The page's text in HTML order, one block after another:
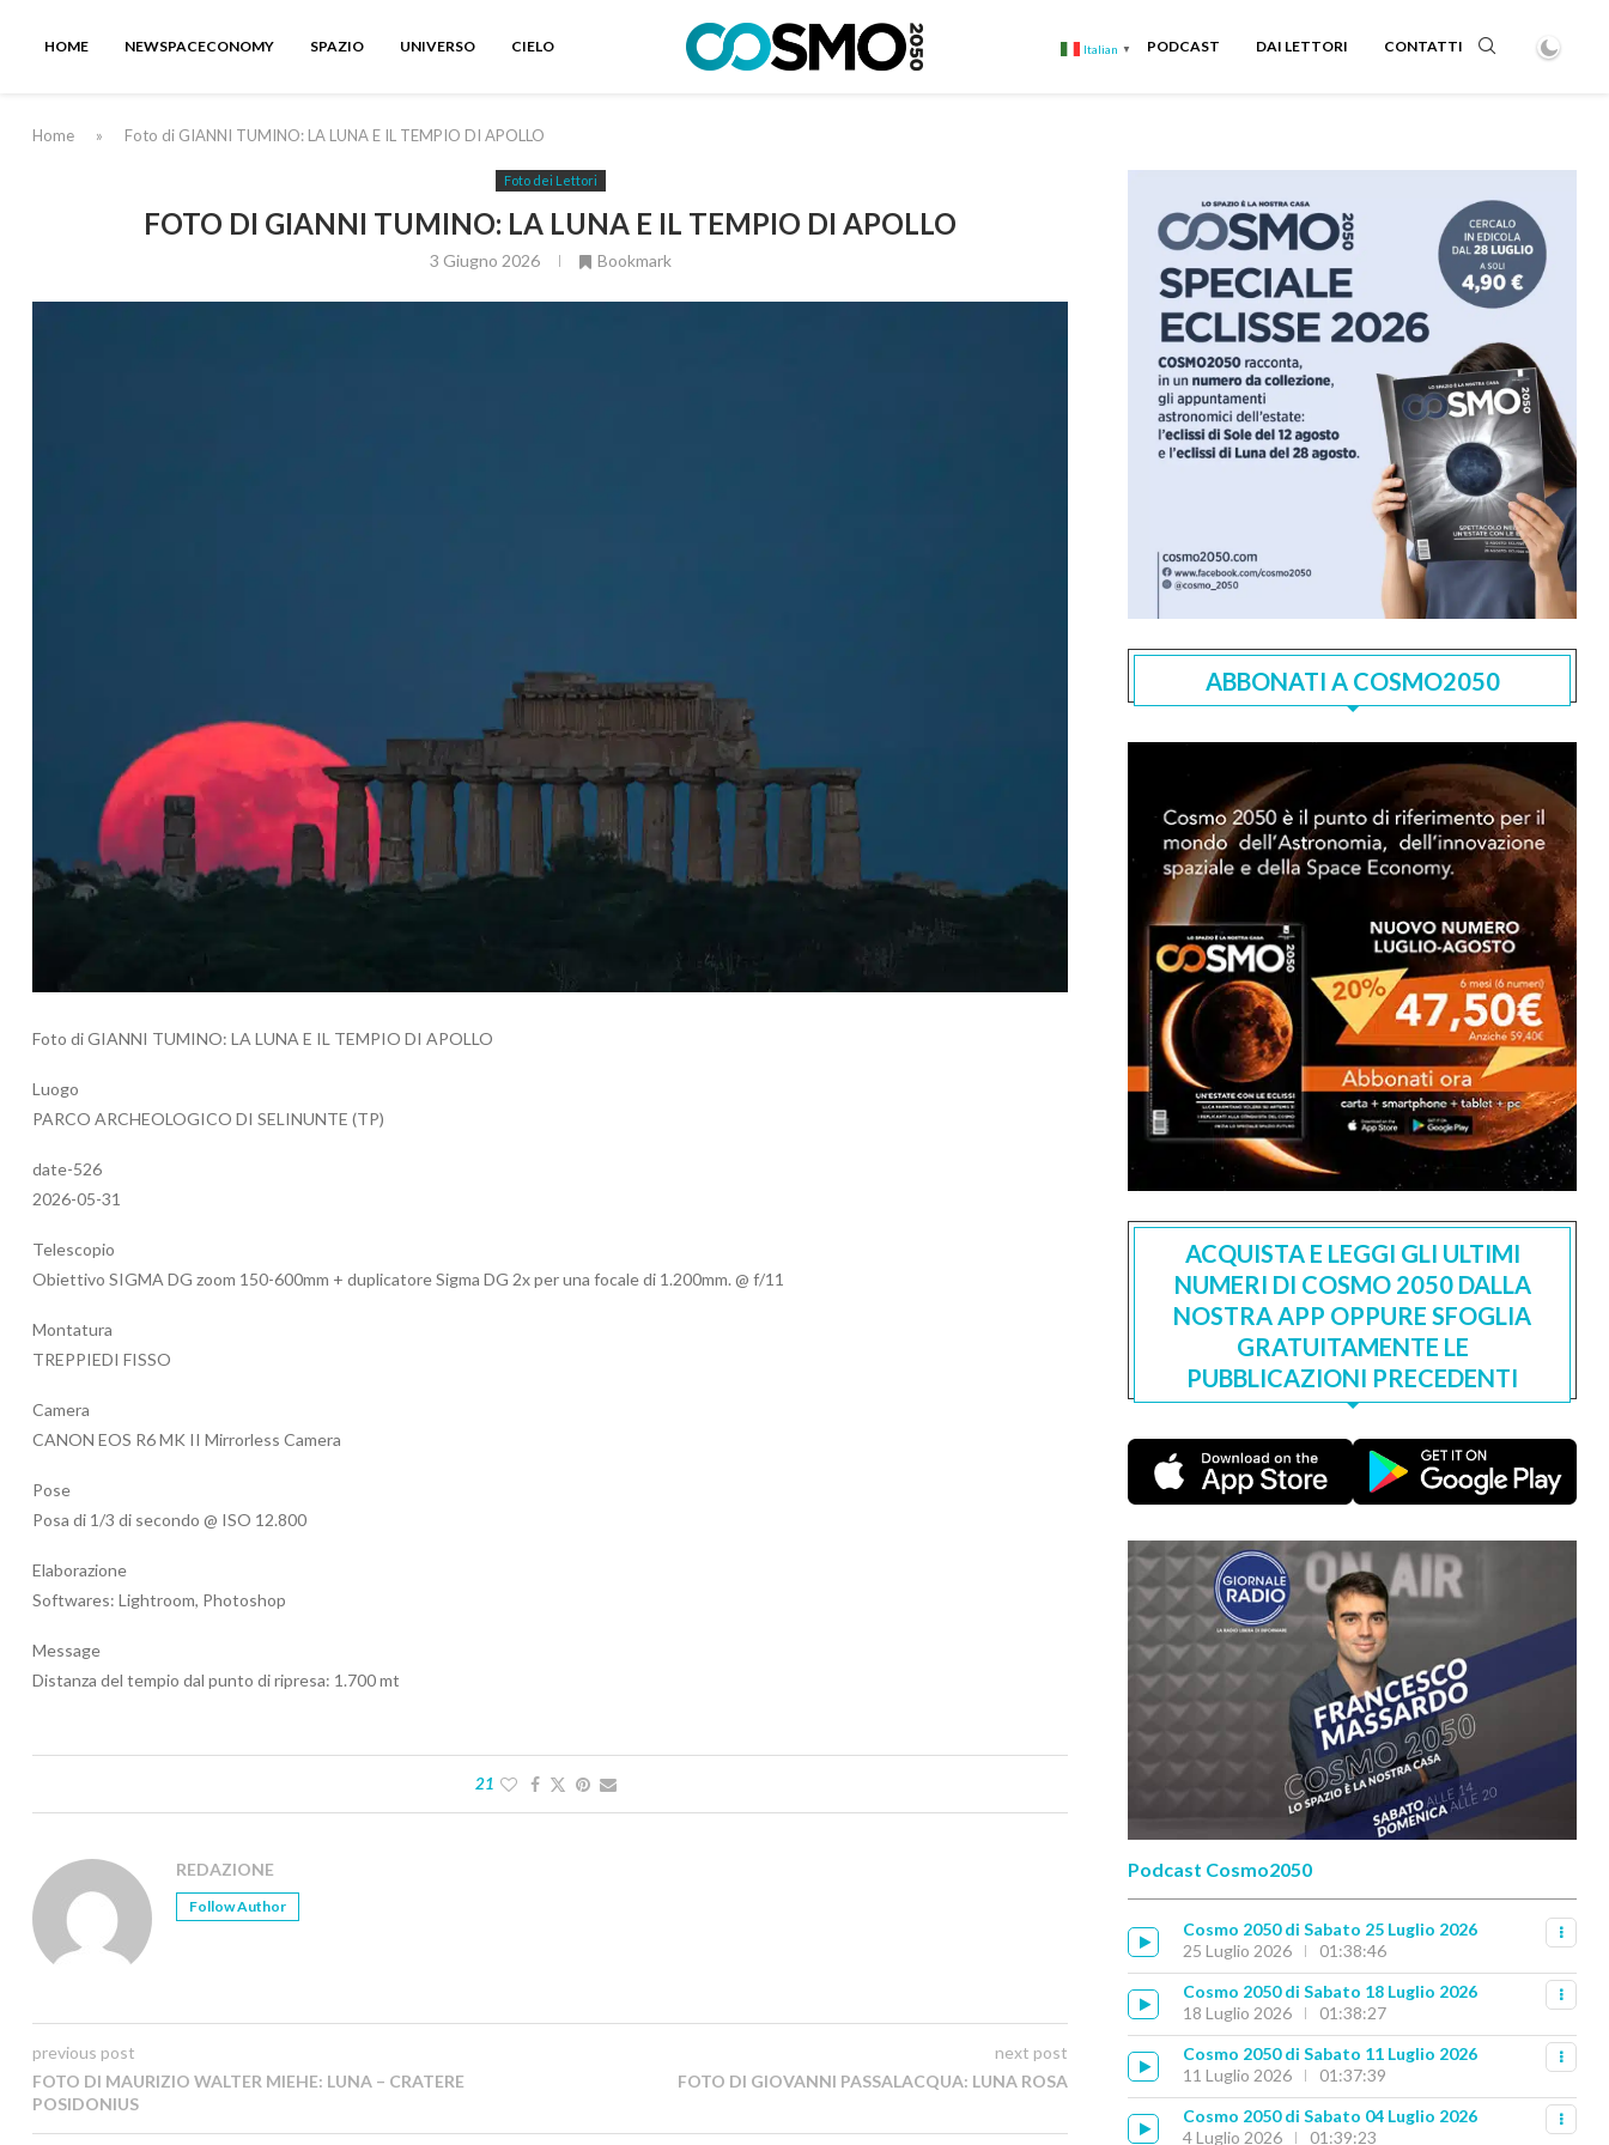
HOME NEWSPACECONOMY SPAZIO UNIVERSO CIELO Italian ▼ PODCAST DAI LETTORI CONTATTI
Home » Foto di GIANNI TUMINO: LA LUNA E IL TEMPIO DI APOLLO
Foto dei Lettori
FOTO DI GIANNI TUMINO: LA LUNA E IL TEMPIO DI APOLLO
3 Giugno 2026 Bookmark
Foto di GIANNI TUMINO: LA LUNA E IL TEMPIO DI APOLLO
Luogo
PARCO ARCHEOLOGICO DI SELINUNTE (TP)
date-526
2026-05-31
Telescopio
Obiettivo SIGMA DG zoom 150-600mm + duplicatore Sigma DG 2x per una focale di 1.200mm. @ f/11
Montatura
TREPPIEDI FISSO
Camera
CANON EOS R6 MK II Mirrorless Camera
Pose
Posa di 1/3 di secondo @ ISO 12.800
Elaborazione
Softwares: Lightroom, Photoshop
Message
Distanza del tempio dal punto di ripresa: 1.700 mt
21
REDAZIONE
Follow Author
previous post
FOTO DI MAURIZIO WALTER MIEHE: LUNA – CRATERE
POSIDONIUS
next post
FOTO DI GIOVANNI PASSALACQUA: LUNA ROSA
ABBONATI A COSMO2050
ACQUISTA E LEGGI GLI ULTIMI
NUMERI DI COSMO 2050 DALLA
NOSTRA APP OPPURE SFOGLIA
GRATUITAMENTE LE
PUBBLICAZIONI PRECEDENTI
Podcast Cosmo2050
Cosmo 2050 di Sabato 25 Luglio 2026
25 Luglio 2026
01:38:46
Cosmo 2050 di Sabato 18 Luglio 2026
18 Luglio 2026
01:38:27
Cosmo 2050 di Sabato 11 Luglio 2026
11 Luglio 2026
01:37:39
Cosmo 2050 di Sabato 04 Luglio 2026
4 Luglio 2026
01:39:23